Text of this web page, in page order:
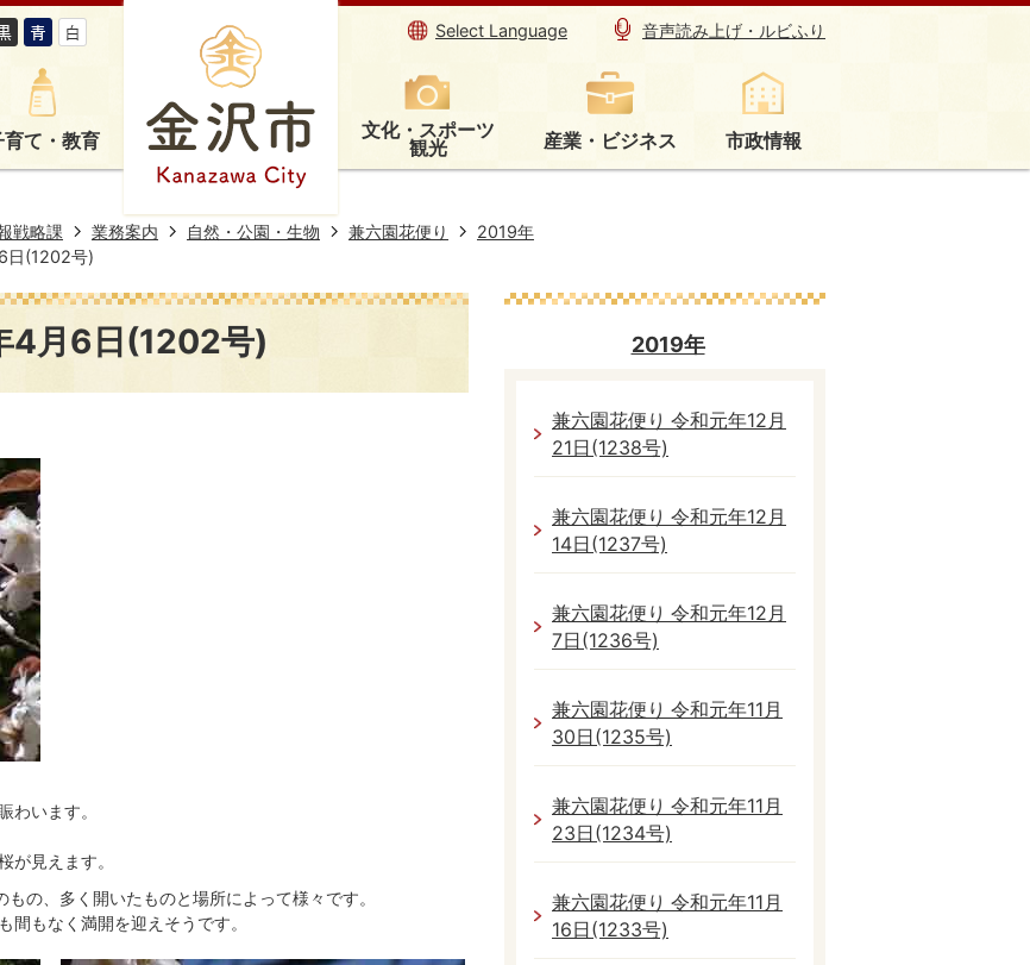
Select Language 音声読み上げ・ルビふり
育て・教育 文化・スポーツ
観光 産業・ビジネス 市政情報
戦略課 業務案内 自然・公園・生物 兼六園花便り
2019年
日(1202号)
4月6日(1202号)
わいます。
が見えます。
の、多く開いたものと場所によって様々です。
もなく満開を迎えそうです。
2019年
兼六園花便り 令和元年12月
21日(1238号)
兼六園花便り 令和元年12月
14日(1237号)
兼六園花便り 令和元年12月
7日(1236号)
兼六園花便り 令和元年11月
30日(1235号)
兼六園花便り 令和元年11月
23日(1234号)
兼六園花便り 令和元年11月
16日(1233号)